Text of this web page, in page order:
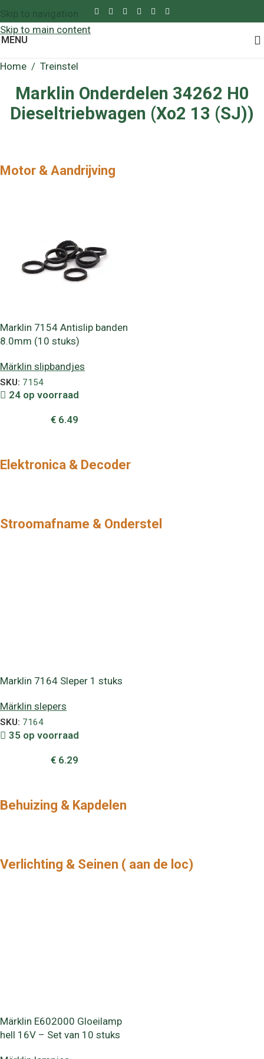
Skip to navigation
Skip to main content
MENU
Home / Treinstel
Marklin Onderdelen 34262 H0
Dieseltriebwagen (Xo2 13 (SJ))
Motor & Aandrijving
Marklin 7154 Antislip banden
8.0mm (10 stuks)
Märklin slipbandjes
SKU: 7154
24 op voorraad
€ 6.49
Elektronica & Decoder
Stroomafname & Onderstel
Marklin 7164 Sleper 1 stuks
Märklin slepers
SKU: 7164
35 op voorraad
€ 6.29
Behuizing & Kapdelen
Verlichting & Seinen ( aan de loc)
Märklin E602000 Gloeilamp
hell 16V – Set van 10 stuks